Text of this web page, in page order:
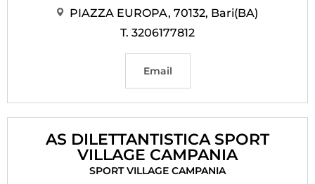
PIAZZA EUROPA, 70132, Bari(BA)
T. 3206177812
Email
AS DILETTANTISTICA SPORT
VILLAGE CAMPANIA
SPORT VILLAGE CAMPANIA